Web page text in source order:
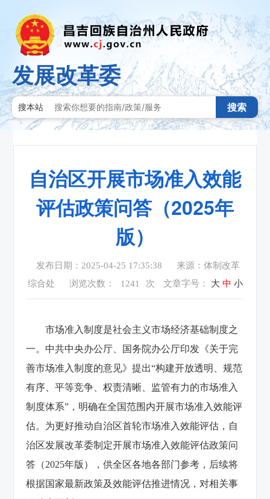
发展改革委
搜本站 搜索
自治区开展市场准入效能
评估政策问答（2025年
版）
发布日期：2025-04-25 17:35:38
来源：体制改革
综合处
浏览次数： 1241 次 文章字号： 大 中 小
市场准入制度是社会主义市场经济基础制度之
一。中共中央办公厅、国务院办公厅印发《关于完
善市场准入制度的意见》提出“构建开放透明、规范
有序、平等竞争、权责清晰、监管有力的市场准入
制度体系”，明确在全国范围内开展市场准入效能评
估。为更好推动自治区首轮市场准入效能评估，自
治区发展改革委制定开展市场准入效能评估政策问
答（2025年版），供全区各地各部门参考，后续将
根据国家最新政策及效能评估推进情况，对相关事